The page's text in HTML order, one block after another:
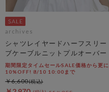
archives
シャツレイヤードハーフスリー
ブケーブルニットプルオーバー
期間限定タイムセールSALE価格から更に
10%OFF! 8/10 10:00まで
￥6,600